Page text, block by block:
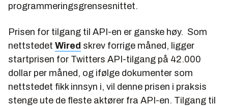
programmeringsgrensesnittet.
Prisen for tilgang til API-en er ganske høy. Som
nettstedet Wired skrev forrige måned, ligger
startprisen for Twitters API-tilgang på 42.000
dollar per måned, og ifølge dokumenter som
nettstedet fikk innsyn i, vil denne prisen i praksis
stenge ute de fleste aktører fra API-en. Tilgang til